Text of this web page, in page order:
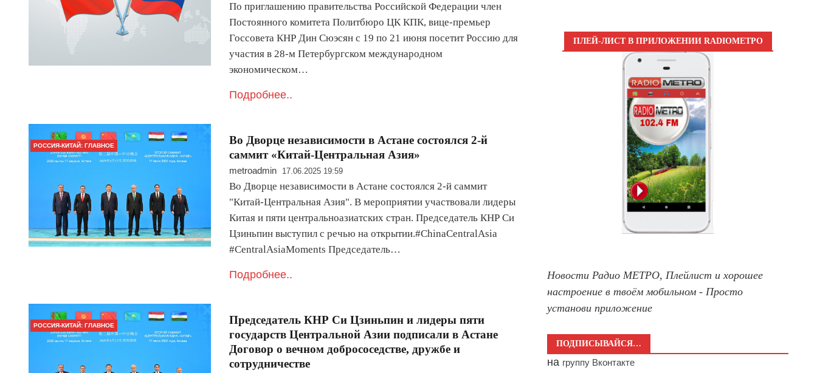
По приглашению правительства Российской Федерации член
Постоянного комитета Политбюро ЦК КПК, вице-премьер
Госсовета КНР Дин Сюэсян с 19 по 21 июня посетит Россию для
участия в 28-м Петербургском международном
экономическом…
Подробнее..
РОССИЯ-КИТАЙ: ГЛАВНОЕ
Во Дворце независимости в Астане состоялся 2-й
саммит «Китай-Центральная Азия»
metroadmin 17.06.2025 19:59
Во Дворце независимости в Астане состоялся 2-й саммит
"Китай-Центральная Азия". В мероприятии участвовали лидеры
Китая и пяти центральноазиатских стран. Председатель КНР Си
Цзиньпин выступил с речью на открытии.#ChinaCentralAsia
#CentralAsiaMoments Председатель…
Подробнее..
РОССИЯ-КИТАЙ: ГЛАВНОЕ
Председатель КНР Си Цзиньпин и лидеры пяти
государств Центральной Азии подписали в Астане
Договор о вечном добрососедстве, дружбе и
сотрудничестве
ПЛЕЙ-ЛИСТ В ПРИЛОЖЕНИИ RADIOМЕТРО
Новости Радио МЕТРО, Плейлист и хорошее
настроение в твоём мобильном - Просто
установи приложение
ПОДПИСЫВАЙСЯ…
на группу Вконтакте